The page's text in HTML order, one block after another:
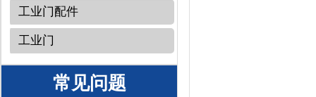
工业门配件
工业门
常见问题